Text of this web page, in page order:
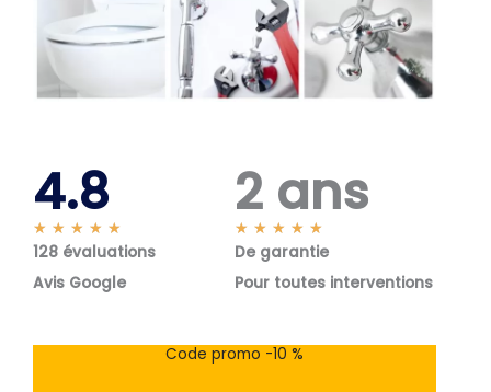
4.8
★ ★ ★ ★ ★
o
s
128 évaluations
Avis Google
2 ans
★ ★ ★ ★ ★
o
s
De garantie
Pour toutes interventions
Code promo -10 %